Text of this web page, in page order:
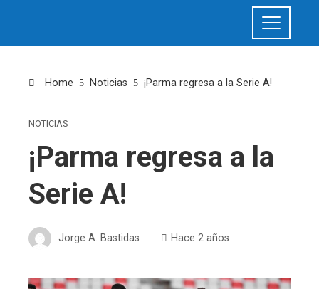
Home Noticias ¡Parma regresa a la Serie A!
NOTICIAS
¡Parma regresa a la
Serie A!
Jorge A. Bastidas Hace 2 años